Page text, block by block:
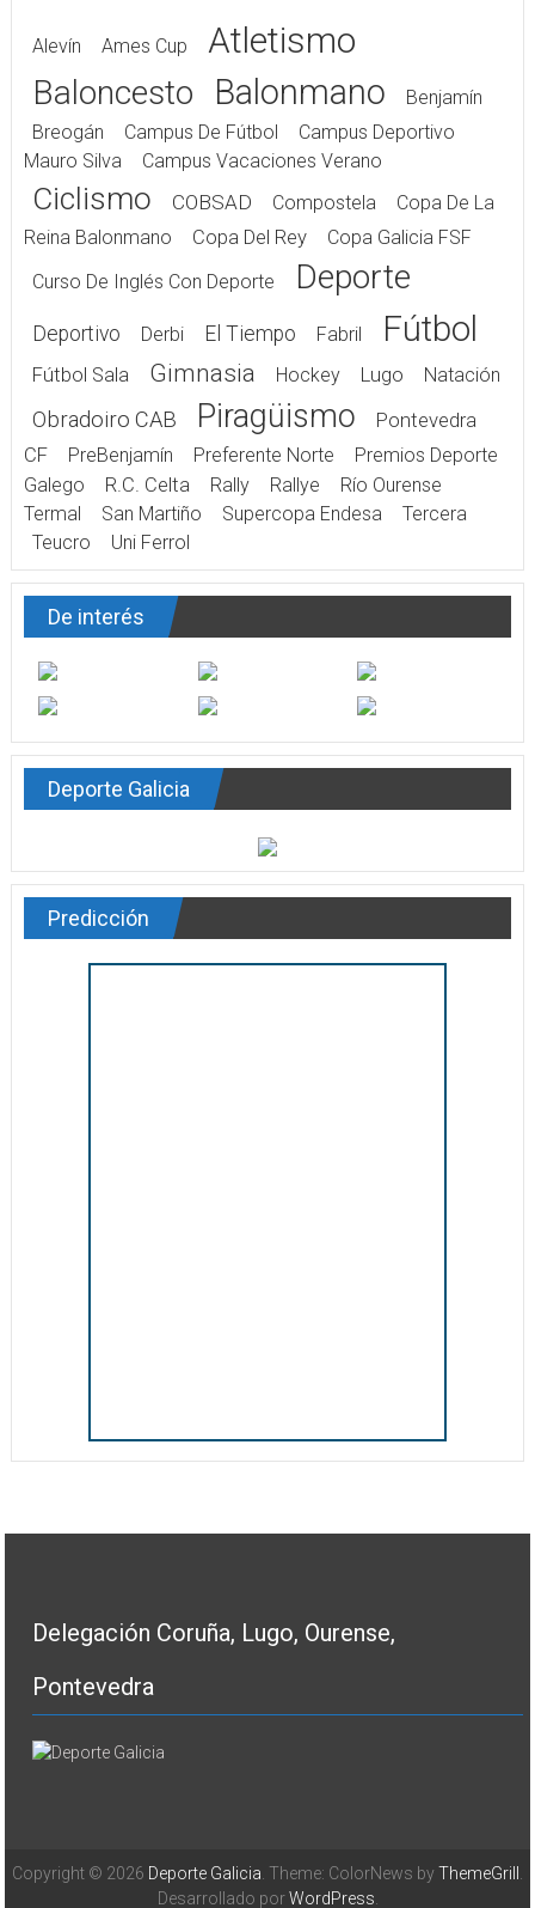
Alevín Ames Cup Atletismo
Baloncesto Balonmano
Benjamín
Breogán
Campus De Fútbol
Campus Deportivo
Mauro Silva
Campus Vacaciones Verano
Ciclismo COBSAD Compostela
Copa De La
Reina Balonmano
Copa Del Rey
Copa Galicia FSF
Curso De Inglés Con Deporte
Deporte
Deportivo Derbi El Tiempo Fabril Fútbol
Fútbol Sala Gimnasia Hockey Lugo Natación
Obradoiro CAB Piragüismo
Pontevedra
CF
PreBenjamín Preferente Norte
Premios Deporte
Galego
R.C. Celta Rally Rallye
Río Ourense
Termal
San Martiño Supercopa Endesa
Tercera
Teucro
Uni Ferrol
De interés
Deporte Galicia
Predicción
Delegación Coruña, Lugo, Ourense,
Pontevedra
Copyright © 2026 Deporte Galicia . Theme: ColorNews byThemeGrill
Desarrollado porWordPress